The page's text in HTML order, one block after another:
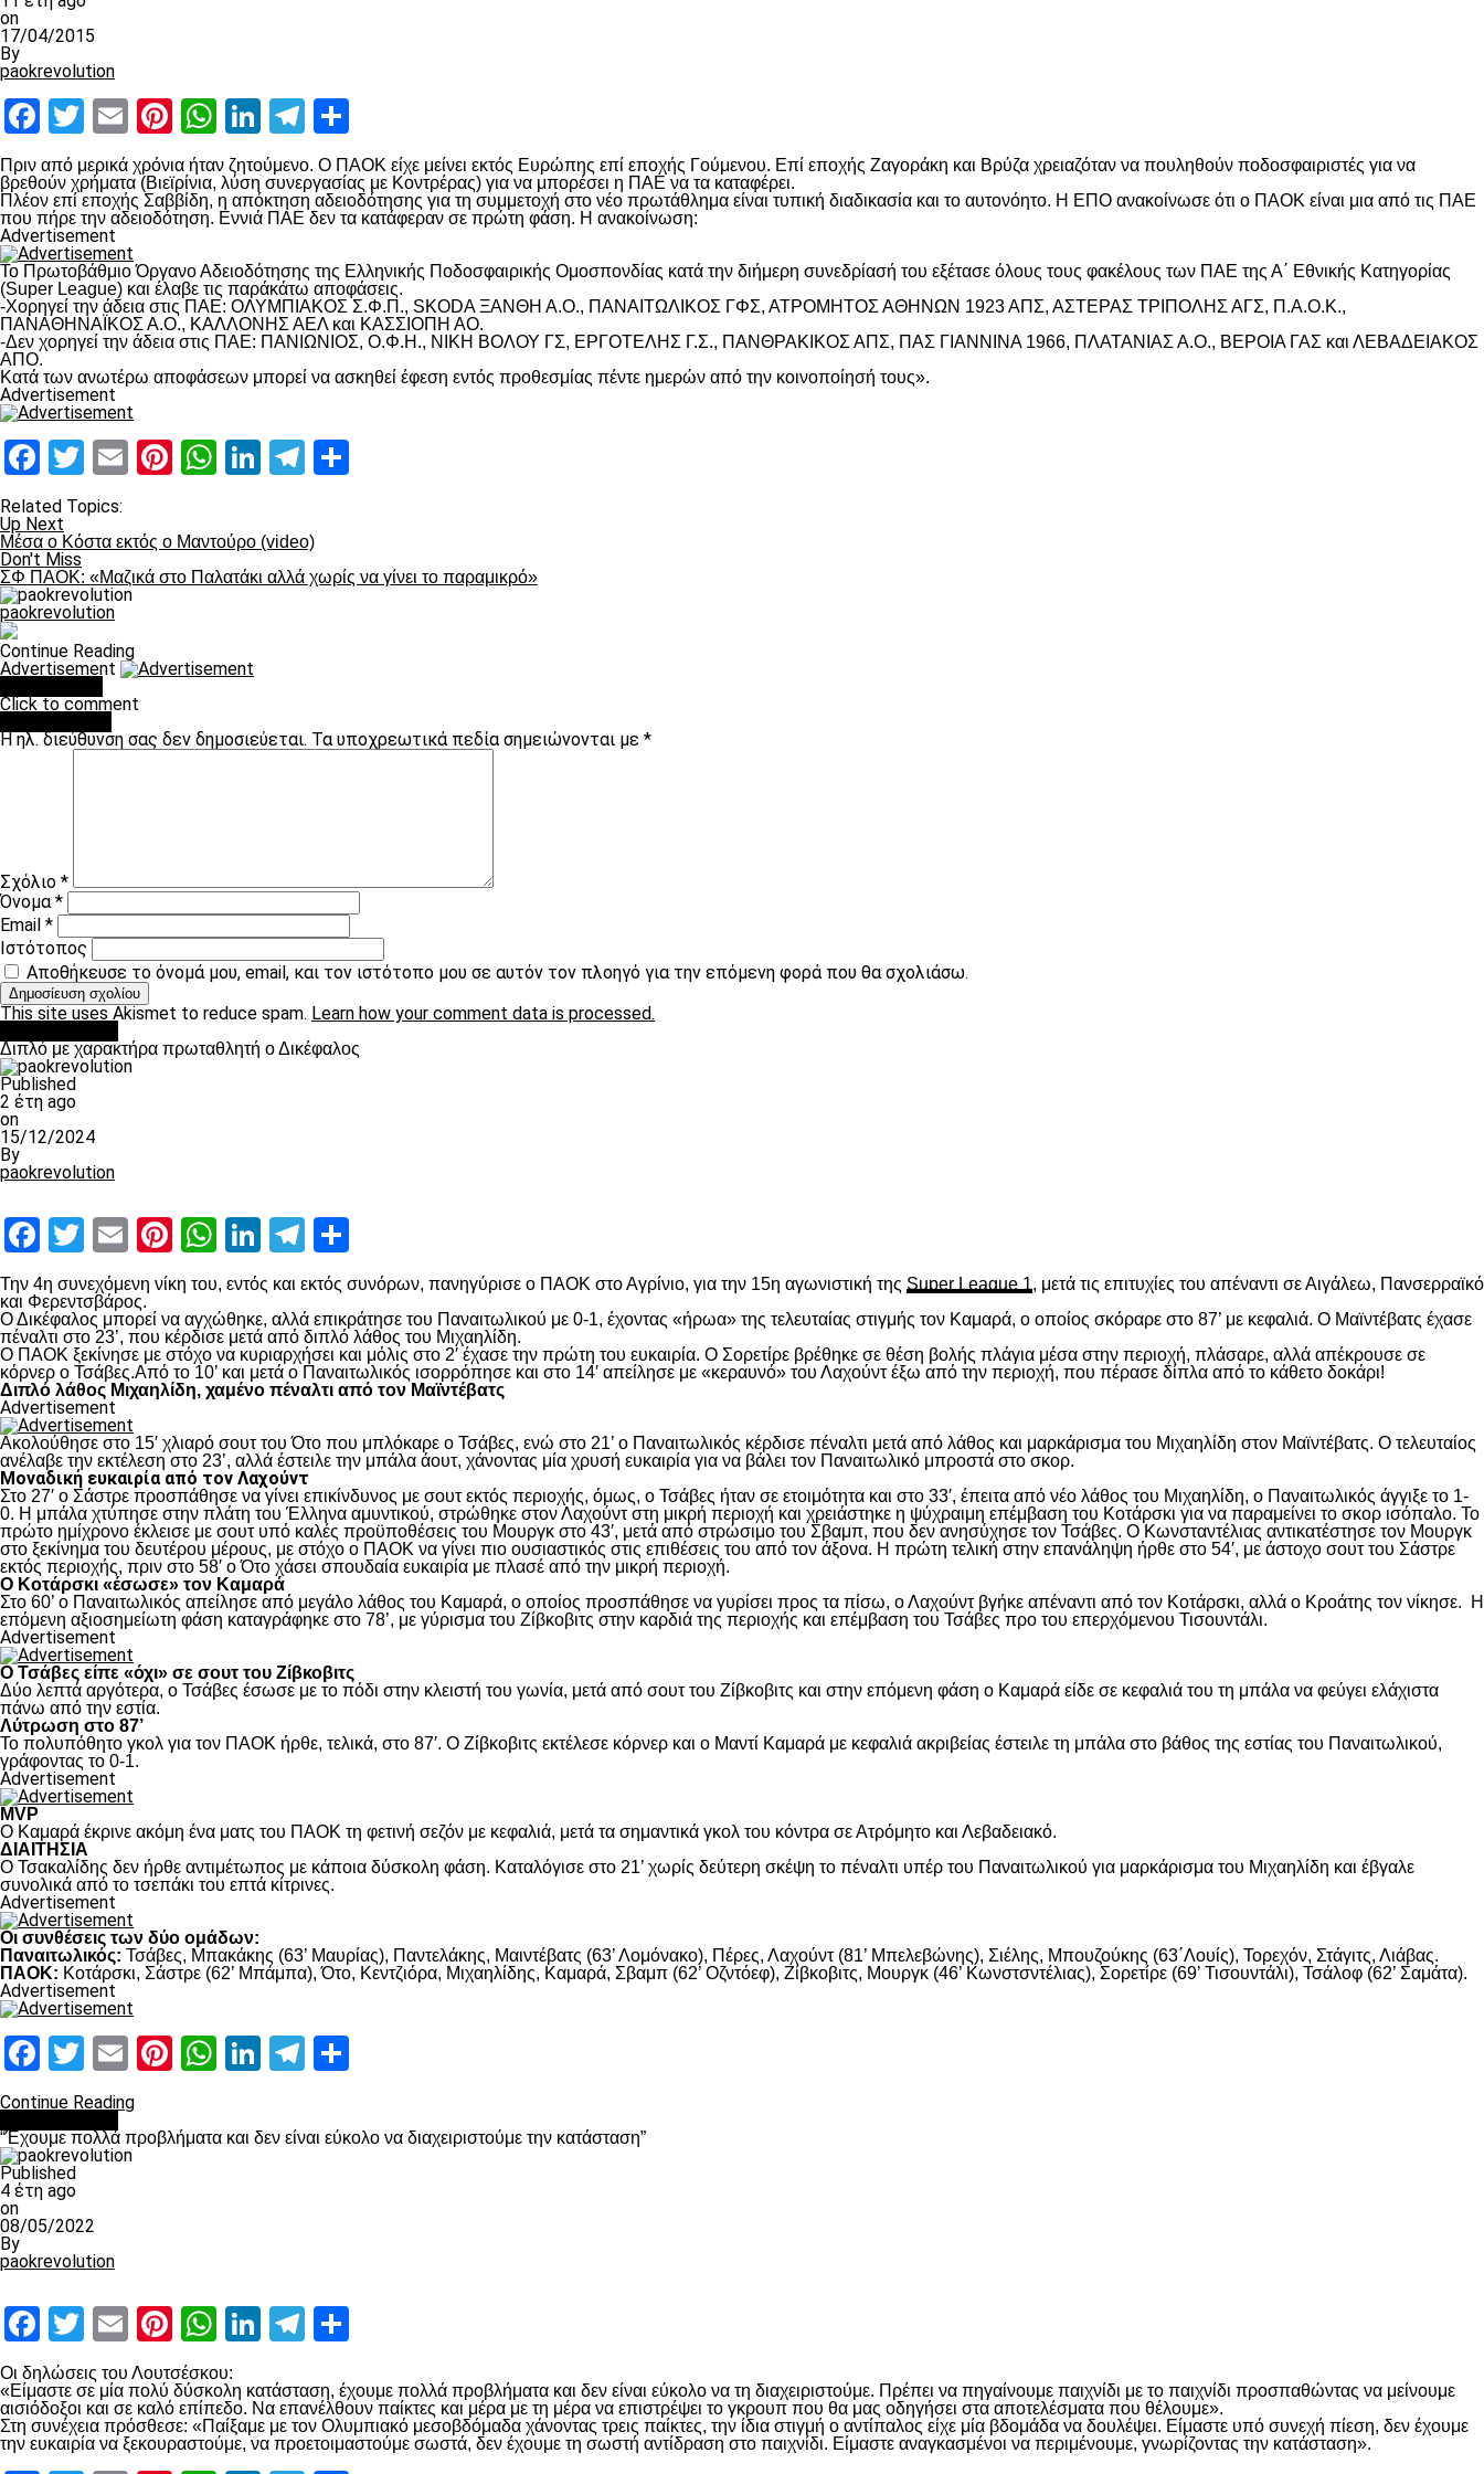
on
17/04/2015
By
paokrevolution
Facebook
Twitter
EmailPinterest
WhatsApp
LinkedIn
Telegram
Πριν από μερικά χρόνια ήταν ζητούμενο. Ο ΠΑΟΚ είχε μείνει εκτός Ευρώπης επί εποχής Γούμενου. Επί εποχής Ζαγοράκη και Βρύζα χρειαζόταν να πουληθούν ποδοσφαιριστές για να
βρεθούν χρήματα (Βιεϊρίνια, λύση συνεργασίας με Κοντρέρας) για να μπορέσει η ΠΑΕ να τα καταφέρει.
Πλέον επί εποχής Σαββίδη, η απόκτηση αδειοδότησης για τη συμμετοχή στο νέο πρωτάθλημα είναι τυπική διαδικασία και το αυτονόητο. Η ΕΠΟ ανακοίνωσε ότι ο ΠΑΟΚ είναι μια από τις ΠΑΕ
που πήρε την αδειοδότηση. Εννιά ΠΑΕ δεν τα κατάφεραν σε πρώτη φάση. Η ανακοίνωση:
Advertisement
Το Πρωτοβάθμιο Όργανο Αδειοδότησης της Ελληνικής Ποδοσφαιρικής Ομοσπονδίας κατά την διήμερη συνεδρίασή του εξέτασε όλους τους φακέλους των ΠΑΕ της Α΄ Εθνικής Κατηγορίας
(Super League) και έλαβε τις παράκάτω αποφάσεις.
-Χορηγεί την άδεια στις ΠΑΕ: ΟΛΥΜΠΙΑΚΟΣ Σ.Φ.Π., SKODA ΞΑΝΘΗ Α.Ο., ΠΑΝΑΙΤΩΛΙΚΟΣ ΓΦΣ, ΑΤΡΟΜΗΤΟΣ ΑΘΗΝΩΝ 1923 ΑΠΣ, ΑΣΤΕΡΑΣ ΤΡΙΠΟΛΗΣ ΑΓΣ, Π.Α.Ο.Κ.,
ΠΑΝΑΘΗΝΑΪΚΟΣ Α.Ο., ΚΑΛΛΟΝΗΣ ΑΕΛ και ΚΑΣΣΙΟΠΗ ΑΟ.
-Δεν χορηγεί την άδεια στις ΠΑΕ: ΠΑΝΙΩΝΙΟΣ, Ο.Φ.Η., ΝΙΚΗ ΒΟΛΟΥ ΓΣ, ΕΡΓΟΤΕΛΗΣ Γ.Σ., ΠΑΝΘΡΑΚΙΚΟΣ ΑΠΣ, ΠΑΣ ΓΙΑΝΝΙΝΑ 1966, ΠΛΑΤΑΝΙΑΣ Α.Ο., ΒΕΡΟΙΑ ΓΑΣ και ΛΕΒΑΔΕΙΑΚΟΣ
ΑΠΟ.
Κατά των ανωτέρω αποφάσεων μπορεί να ασκηθεί έφεση εντός προθεσμίας πέντε ημερών από την κοινοποίησή τους».
Advertisement
Facebook
Twitter
EmailPinterest
WhatsApp
LinkedIn
Telegram
Related Topics:
Up Next
Μέσα ο Κόστα εκτός ο Μαντούρο (video)
Don't Miss
ΣΦ ΠΑΟΚ: «Μαζικά στο Παλατάκι αλλά χωρίς να γίνει το παραμικρό»
paokrevolution
Continue Reading
Advertisement
Click to comment
Η ηλ. διεύθυνση σας δεν δημοσιεύεται. Τα υποχρεωτικά πεδία σημειώνονται με *
Σχόλιο *
Όνομα*
Email *
Ιστότοπος
Αποθήκευσε το όνομά μου, email, και τον ιστότοπο μου σε αυτόν τον πλοηγό για την επόμενη φορά που θα σχολιάσω.
This site uses Akismet to reduce spam. Learn how your comment data is processed.
Διπλό με χαρακτήρα πρωταθλητή ο Δικέφαλος
Published
2 έτη ago
on
15/12/2024
By
paokrevolution
Facebook
Twitter
EmailPinterest
WhatsApp
LinkedIn
Telegram
Την 4η συνεχόμενη νίκη του, εντός και εκτός συνόρων, πανηγύρισε ο ΠΑΟΚ στο Αγρίνιο, για την 15η αγωνιστική της Super League 1, μετά τις επιτυχίες του απέναντι σε Αιγάλεω, Πανσερραϊκό
και Φερεντσβάρος.
Ο Δικέφαλος μπορεί να αγχώθηκε, αλλά επικράτησε του Παναιτωλικού με 0-1, έχοντας «ήρωα» της τελευταίας στιγμής τον Καμαρά, ο οποίος σκόραρε στο 87’ με κεφαλιά. Ο Μαϊντέβατς έχασε
πέναλτι στο 23’, που κέρδισε μετά από διπλό λάθος του Μιχαηλίδη.
Ο ΠΑΟΚ ξεκίνησε με στόχο να κυριαρχήσει και μόλις στο 2′ έχασε την πρώτη του ευκαιρία. Ο Σορετίρε βρέθηκε σε θέση βολής πλάγια μέσα στην περιοχή, πλάσαρε, αλλά απέκρουσε σε
κόρνερ ο Τσάβες.Από το 10’ και μετά ο Παναιτωλικός ισορρόπησε και στο 14′ απείλησε με «κεραυνό» του Λαχούντ έξω από την περιοχή, που πέρασε δίπλα από το κάθετο δοκάρι!
Διπλό λάθος Μιχαηλίδη, χαμένο πέναλτι από τον Μαϊντέβατς
Advertisement
Ακολούθησε στο 15′ χλιαρό σουτ του Ότο που μπλόκαρε ο Τσάβες, ενώ στο 21’ ο Παναιτωλικός κέρδισε πέναλτι μετά από λάθος και μαρκάρισμα του Μιχαηλίδη στον Μαϊντέβατς. Ο τελευταίος
ανέλαβε την εκτέλεση στο 23’, αλλά έστειλε την μπάλα άουτ, χάνοντας μία χρυσή ευκαιρία για να βάλει τον Παναιτωλικό μπροστά στο σκορ.
Μοναδική ευκαιρία από τον Λαχούντ
Στο 27′ ο Σάστρε προσπάθησε να γίνει επικίνδυνος με σουτ εκτός περιοχής, όμως, ο Τσάβες ήταν σε ετοιμότητα και στο 33′, έπειτα από νέο λάθος του Μιχαηλίδη, ο Παναιτωλικός άγγιξε το 1-
0. Η μπάλα χτύπησε στην πλάτη του Έλληνα αμυντικού, στρώθηκε στον Λαχούντ στη μικρή περιοχή και χρειάστηκε η ψύχραιμη επέμβαση του Κοτάρσκι για να παραμείνει το σκορ ισόπαλο. Το
πρώτο ημίχρονο έκλεισε με σουτ υπό καλές προϋποθέσεις του Μουργκ στο 43′, μετά από στρώσιμο του Σβαμπ, που δεν ανησύχησε τον Τσάβες. Ο Κωνσταντέλιας αντικατέστησε τον Μουργκ
στο ξεκίνημα του δευτέρου μέρους, με στόχο ο ΠΑΟΚ να γίνει πιο ουσιαστικός στις επιθέσεις του από τον άξονα. Η πρώτη τελική στην επανάληψη ήρθε στο 54′, με άστοχο σουτ του Σάστρε
εκτός περιοχής, πριν στο 58′ ο Ότο χάσει σπουδαία ευκαιρία με πλασέ από την μικρή περιοχή.
Ο Κοτάρσκι «έσωσε» τον Καμαρά
Στο 60’ ο Παναιτωλικός απείλησε από μεγάλο λάθος του Καμαρά, ο οποίος προσπάθησε να γυρίσει προς τα πίσω, ο Λαχούντ βγήκε απέναντι από τον Κοτάρσκι, αλλά ο Κροάτης τον νίκησε. Η
επόμενη αξιοσημείωτη φάση καταγράφηκε στο 78’, με γύρισμα του Ζίβκοβιτς στην καρδιά της περιοχής και επέμβαση του Τσάβες προ του επερχόμενου Τισουντάλι.
Advertisement
Ο Τσάβες είπε «όχι» σε σουτ του Ζίβκοβιτς
Δύο λεπτά αργότερα, ο Τσάβες έσωσε με το πόδι στην κλειστή του γωνία, μετά από σουτ του Ζίβκοβιτς και στην επόμενη φάση ο Καμαρά είδε σε κεφαλιά του τη μπάλα να φεύγει ελάχιστα
πάνω από την εστία.
Λύτρωση στο 87’
Το πολυπόθητο γκολ για τον ΠΑΟΚ ήρθε, τελικά, στο 87′. Ο Ζίβκοβιτς εκτέλεσε κόρνερ και ο Μαντί Καμαρά με κεφαλιά ακριβείας έστειλε τη μπάλα στο βάθος της εστίας του Παναιτωλικού,
γράφοντας το 0-1.
Advertisement
MVP
Ο Καμαρά έκρινε ακόμη ένα ματς του ΠΑΟΚ τη φετινή σεζόν με κεφαλιά, μετά τα σημαντικά γκολ του κόντρα σε Ατρόμητο και Λεβαδειακό.
ΔΙΑΙΤΗΣΙΑ
Ο Τσακαλίδης δεν ήρθε αντιμέτωπος με κάποια δύσκολη φάση. Καταλόγισε στο 21’ χωρίς δεύτερη σκέψη το πέναλτι υπέρ του Παναιτωλικού για μαρκάρισμα του Μιχαηλίδη και έβγαλε
συνολικά από το τσεπάκι του επτά κίτρινες.
Advertisement
Οι συνθέσεις των δύο ομάδων:
Παναιτωλικός: Τσάβες, Μπακάκης (63’ Μαυρίας), Παντελάκης, Μαιντέβατς (63’ Λομόνακο), Πέρες, Λαχούντ (81’ Μπελεβώνης), Σιέλης, Μπουζούκης (63΄Λουίς), Τορεχόν, Στάγιτς, Λιάβας.
ΠΑΟΚ: Κοτάρσκι, Σάστρε (62’ Μπάμπα), Ότο, Κεντζιόρα, Μιχαηλίδης, Καμαρά, Σβαμπ (62’ Οζντόεφ), Ζίβκοβιτς, Μουργκ (46’ Κωνστσντέλιας), Σορετίρε (69’ Τισουντάλι), Τσάλοφ (62’ Σαμάτα).
Advertisement
Facebook
Twitter
EmailPinterest
WhatsApp
LinkedIn
Telegram
Continue Reading
“Έχουμε πολλά προβλήματα και δεν είναι εύκολο να διαχειριστούμε την κατάσταση”
Published
4 έτη ago
on
08/05/2022
By
paokrevolution
Facebook
Twitter
EmailPinterest
WhatsApp
LinkedIn
Telegram
Οι δηλώσεις του Λουτσέσκου:
«Είμαστε σε μία πολύ δύσκολη κατάσταση, έχουμε πολλά προβλήματα και δεν είναι εύκολο να τη διαχειριστούμε. Πρέπει να πηγαίνουμε παιχνίδι με το παιχνίδι προσπαθώντας να μείνουμε
αισιόδοξοι και σε καλό επίπεδο. Να επανέλθουν παίκτες και μέρα με τη μέρα να επιστρέψει το γκρουπ που θα μας οδηγήσει στα αποτελέσματα που θέλουμε».
Στη συνέχεια πρόσθεσε: «Παίξαμε με τον Ολυμπιακό μεσοβδόμαδα χάνοντας τρεις παίκτες, την ίδια στιγμή ο αντίπαλος είχε μία βδομάδα να δουλέψει. Είμαστε υπό συνεχή πίεση, δεν έχουμε
την ευκαιρία να ξεκουραστούμε, να προετοιμαστούμε σωστά, δεν έχουμε τη σωστή αντίδραση στο παιχνίδι. Είμαστε αναγκασμένοι να περιμένουμε, γνωρίζοντας την κατάσταση».